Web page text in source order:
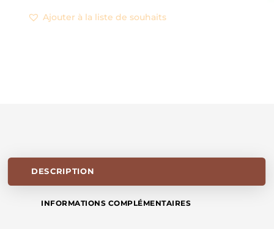
BANDEAU
Ajouter à la liste de souhaits
DESCRIPTION
INFORMATIONS COMPLÉMENTAIRES